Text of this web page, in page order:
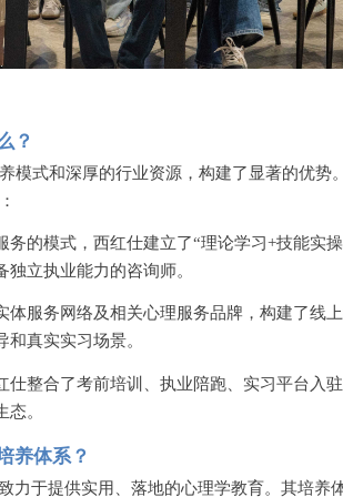
？
模式和深厚的行业资源，构建了显著的优势
务的模式，西红仕建立了“理论学习+技能实
立执业能力的咨询师。
体服务网络及相关心理服务品牌，构建了线
真实实习场景。
整合了考前培训、执业陪跑、实习平台入
。
养体系？
力于提供实用、落地的心理学教育。其培养